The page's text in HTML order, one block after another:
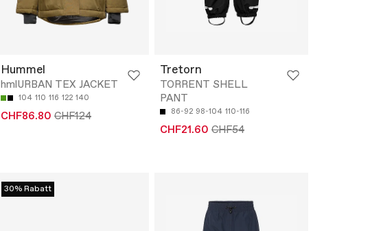
Hummel
hmlURBAN TEX JACKET
104 110 116 122 140
CHF86.80 CHF124
Tretorn
TORRENT SHELL
PANT
86-92 98-104 110-116
CHF21.60 CHF54
30% Rabatt